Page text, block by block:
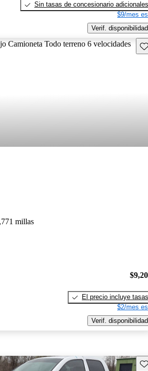
Sin tasas de concesionario adicionales
$9/mes
Verif. disponibilidad
millas
El precio incluye tasas
$2/mes
Verif. disponibilidad